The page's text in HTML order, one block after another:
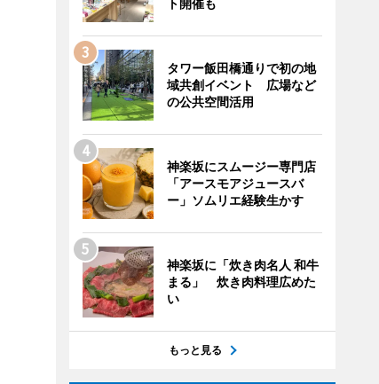
ト開催も
タワー飯田橋通りで初の地
域共創イベント 広場など
の公共空間活用
神楽坂にスムージー専門店
「アースモアジュースバ
ー」ソムリエ経験生かす
神楽坂に「炊き肉名人 和牛
まる」 炊き肉料理広めた
い
もっと見る